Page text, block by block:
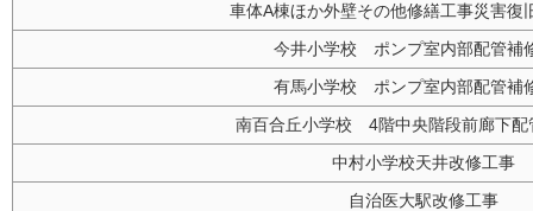
車体A棟ほか外壁その他修繕工事災害復
今井小学校 ポンプ室内部配管補
有馬小学校 ポンプ室内部配管補
南百合丘小学校 4階中央階段前廊下配
中村小学校天井改修工事
自治医大駅改修工事